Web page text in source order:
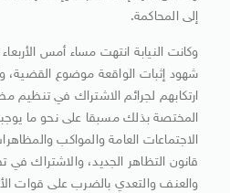
إلى المحاكمة.
وكانت النيابة انتهت مساء أمس
شهود إثبات الواقعة موضوع القضية،
ارتكابهم لجرائم الاشتراك في تنظيم
المختصة بذلك مسبقا على نحو ما
الاجتماعات العامة والمواكب
قانون التظاهر الجديد، والاشتراك في
والعنف والتعدي بالضرب على قوات